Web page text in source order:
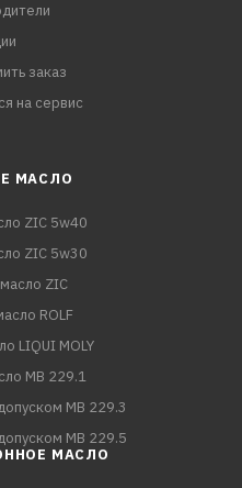
заказ
на сервис
МАСЛО
ZIC 5w40
ZIC 5w30
ZIC
ROLF
LIQUI MOLY
MB 229.1
MB 229.3
MB 229.5
МАСЛО